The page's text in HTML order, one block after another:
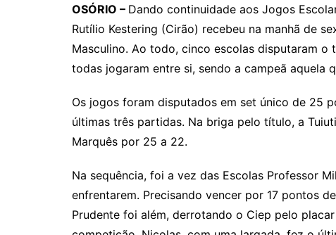
OSÓRIO – Dando continuidade aos Jogos
Rutílio Kestering (Cirão) recebeu na manhã de
Masculino. Ao todo, cinco escolas disputaram
todas jogaram entre si, sendo a campeã aquela
Os jogos foram disputados em set único de 25
últimas três partidas. Na briga pelo título, a
Marquês por 25 a 22.
Na sequência, foi a vez das Escolas Professor
enfrentarem. Precisando vencer por 17 pontos
Prudente foi além, derrotando o Ciep pelo